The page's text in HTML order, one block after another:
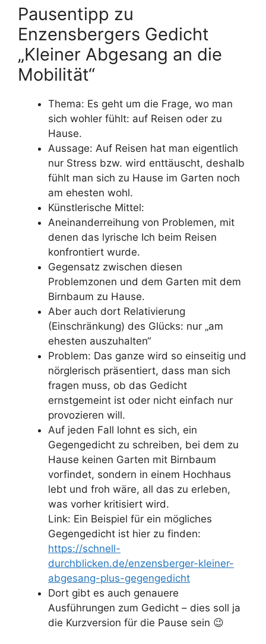
Pausentipp zu
Enzensbergers Gedicht
„Kleiner Abgesang an die
Mobilität“
Thema: Es geht um die Frage, wo man
sich wohler fühlt: auf Reisen oder zu
Hause.
Aussage: Auf Reisen hat man eigentlich
nur Stress bzw. wird enttäuscht, deshalb
fühlt man sich zu Hause im Garten noch
am ehesten wohl.
Künstlerische Mittel:
Aneinanderreihung von Problemen, mit
denen das lyrische Ich beim Reisen
konfrontiert wurde.
Gegensatz zwischen diesen
Problemzonen und dem Garten mit dem
Birnbaum zu Hause.
Aber auch dort Relativierung
(Einschränkung) des Glücks: nur „am
ehesten auszuhalten“
Problem: Das ganze wird so einseitig und
nörglerisch präsentiert, dass man sich
fragen muss, ob das Gedicht
ernstgemeint ist oder nicht einfach nur
provozieren will.
Auf jeden Fall lohnt es sich, ein
Gegengedicht zu schreiben, bei dem zu
Hause keinen Garten mit Birnbaum
vorfindet, sondern in einem Hochhaus
lebt und froh wäre, all das zu erleben,
was vorher kritisiert wird.
Link: Ein Beispiel für ein mögliches
Gegengedicht ist hier zu finden:
https://schnell-
durchblicken.de/enzensberger-kleiner-
abgesang-plus-gegengedicht
Dort gibt es auch genauere
Ausführungen zum Gedicht – dies soll ja
die Kurzversion für die Pause sein 😉